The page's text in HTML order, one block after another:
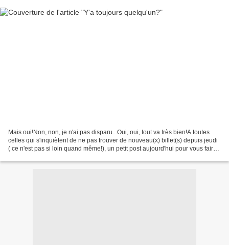
Mais oui!Non, non, je n'ai pas disparu...Oui, oui, tout va très bien!A toutes
celles qui s'inquiètent de ne pas trouver de nouveau(x) billet(s) depuis jeudi
( ce n'est pas si loin quand même!), un petit post aujourd'hui pour vous faire